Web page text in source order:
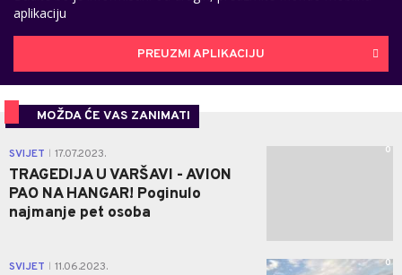
aplikaciju
PREUZMI APLIKACIJU
MOŽDA ĆE VAS ZANIMATI
SVIJET 17.07.2023.
TRAGEDIJA U VARŠAVI - AVION
PAO NA HANGAR! Poginulo
najmanje pet osoba
0
SVIJET 11.06.2023. 0